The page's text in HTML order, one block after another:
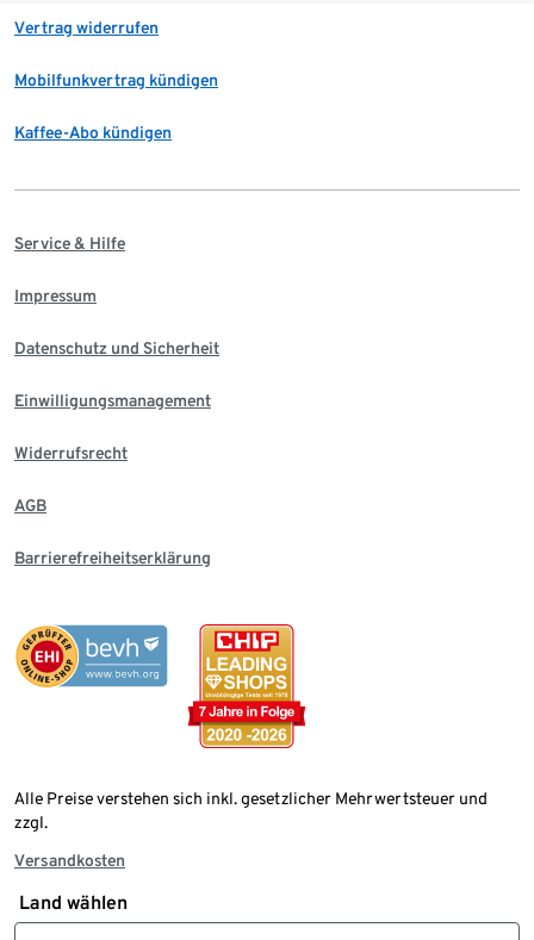
Vertrag widerrufen
Mobilfunkvertrag kündigen
Kaffee-Abo kündigen
Service & Hilfe
Impressum
Datenschutz und Sicherheit
Einwilligungsmanagement
Widerrufsrecht
AGB
Barrierefreiheitserklärung
Alle Preise verstehen sich inkl. gesetzlicher Mehrwertsteuer und
zzgl.
Versandkosten
Land wählen